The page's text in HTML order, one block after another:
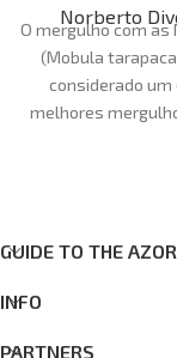
Norberto
O mergulho com as
(Mobula
considerado um
melhores
ilha do Faial, a
Nesta experiência,
GUIDE TO THE
INFO
PARTNERS